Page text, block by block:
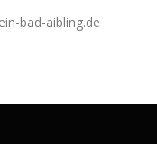
bad-aibling.de